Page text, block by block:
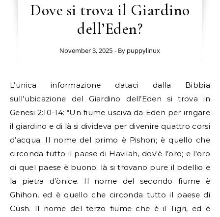
Dove si trova il Giardino
dell’Eden?
November 3, 2025 - By puppylinux
L’unica informazione dataci dalla Bibbia
sull’ubicazione del Giardino dell’Eden si trova in
Genesi 2:10-14: “Un fiume usciva da Eden per irrigare
il giardino e di là si divideva per divenire quattro corsi
d’acqua. Il nome del primo è Pishon; è quello che
circonda tutto il paese di Havilah, dov'è l’oro; e l'oro
di quel paese è buono; là si trovano pure il bdellio e
la pietra d’ònice. Il nome del secondo fiume è
Ghihon, ed è quello che circonda tutto il paese di
Cush. Il nome del terzo fiume che è il Tigri, ed è